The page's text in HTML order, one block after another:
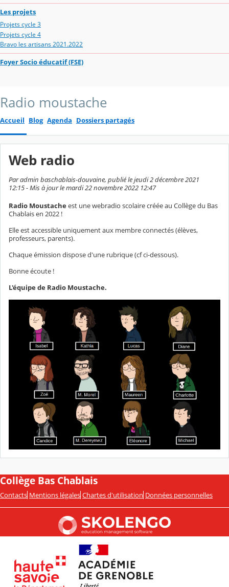
Les projets
Projets cycle 3
Projets cycle 4
Bravo les artisans 2021.2022
Foyer Socio éducatif (FSE)
Radio moustache
Accueil Blog Agenda Dossiers partagés
Web radio
Par admin baschablais-douvaine, publié le jeudi 2 décembre 2021
12:15 - Mis à jour le mardi 22 novembre 2022 12:47
Radio Moustacheest une webradio scolaire créée au Collège du Bas
Chablais en 2022 !
Elle est accessible uniquement aux membre connectés (élèves,
professeurs, parents).
Chaque émission dispose d'une rubrique (cf ci-dessous).
Bonne écoute !
L'équipe de Radio Moustache.
Collège Bas Chablais
Contacts Mentions légales Chartes d'utilisation Données personnelles